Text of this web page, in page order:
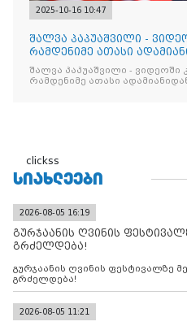
2025-10-16 10:47
შალვა პაპუაშვილი -
რამდენიმე ათასი
შეიკრიბა,
შალვა პაპუაშვილი - ვიდეოში
რამდენიმე ათასი
clickss
ᲡᲘᲐᲮᲚᲔᲔᲑᲘ
2026-08-05 16:19
გურჯაანის ღვინის
გრძელდება!
გურჯაანის ღვინის ფესტივალზე
გრძელდება!
2026-08-05 11:21